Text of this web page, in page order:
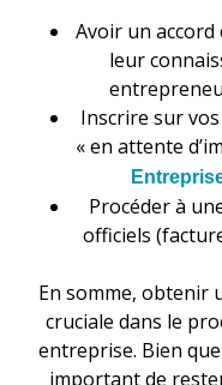
Avoir un
leur
Inscrire sur
« en attente
Procéder à
officiels
En somme, obtenir
cruciale dans le
entreprise. Bien
important de